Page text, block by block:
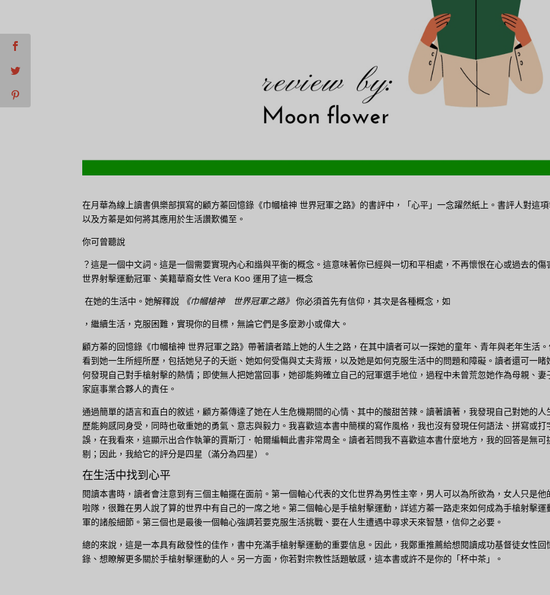
在月華為線上讀書俱樂部撰寫的顧方蓁回憶錄《巾幗槍神 世界冠軍之路》的書評中，「心平」一念躍然紙上。書評人對這
以及方蓁是如何將其應用於生活讚歎備至。
你可曾聽說
？這是一個中文詞。這是一個需要實現內心和諧與平衡的概念。這意味著你已經與一切和平相處，不再懷恨在心或過去的傷
世界射擊運動冠軍、美籍華裔女性 Vera Koo 運用了這一概念
在她的生活中。她解釋說
《巾幗槍神 世界冠軍之路》 你必須首先有信仰，其次是各種概念，如
，繼續生活，克服困難，實現你的目標，無論它們是多麼渺小或偉大。
顧方蓁的回憶錄《巾幗槍神 世界冠軍之路》帶著讀者踏上她的人生之路，在其中讀者可以一探她的童年、青年與老年生活
看到她一生所經所歷，包括她兒子的夭逝、她如何受傷與丈夫背叛，以及她是如何克服生活中的問題和障礙。讀者還可一睹
何發現自己對手槍射擊的熱情；即使無人把她當回事，她卻能夠確立自己的冠軍選手地位，過程中未曾荒忽她作為母親、妻
家庭事業合夥人的責任。
通過簡單的語言和直白的敘述，顧方蓁傳達了她在人生危機期間的心情、其中的酸甜苦辣。讀著讀著，我發現自己對她的人
歷能夠感同身受，同時也敬重她的勇氣、意志與毅力。我喜歡這本書中簡樸的寫作風格，我也沒有發現任何語法、拼寫或打
誤，在我看來，這顯示出合作執筆的賈斯汀．帕爾編輯此書非常周全。讀者若問我不喜歡這本書什麼地方，我的回答是無可
剔；因此，我給它的評分是四星（滿分為四星）。
在生活中找到心平
閱讀本書時，讀者會注意到有三個主軸擺在面前。第一個軸心代表的文化世界為男性主宰，男人可以為所欲為，女人只是他
啦隊，很難在男人說了算的世界中有自己的一席之地。第二個軸心是手槍射擊運動，詳述方蓁一路走來如何成為手槍射擊運
軍的諸般細節。第三個也是最後一個軸心強調若要克服生活挑戰、要在人生遭遇中尋求天來智慧，信仰之必要。
總的來說，這是一本具有啟發性的佳作，書中充滿手槍射擊運動的重要信息。因此，我鄭重推薦給想閱讀成功基督徒女性回
錄、想瞭解更多關於手槍射擊運動的人。另一方面，你若對宗教性話題敏感，這本書或許不是你的「杯中茶」。